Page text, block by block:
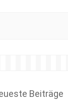
Beiträge